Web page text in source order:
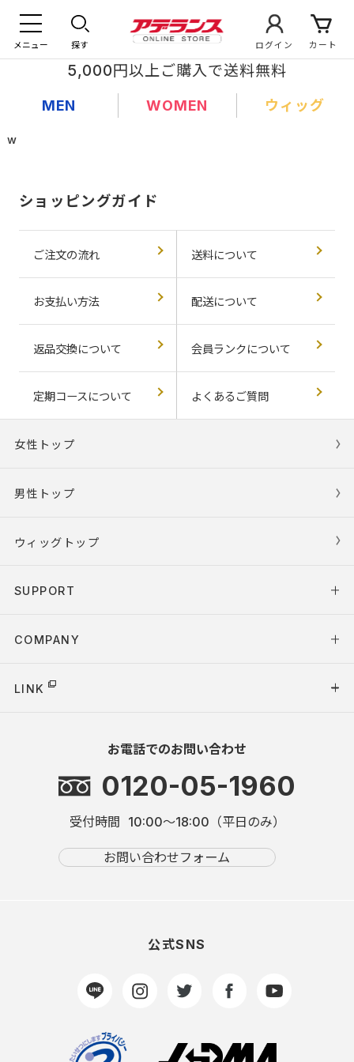
メニュー 探す ログイン カート
5,000円以上ご購入で送料無料
MEN WOMEN ウィッグ
w
ショッピングガイド
ご注文の流れ 送料について
お支払い方法 配送について
返品交換について 会員ランクについて
定期コースについて よくあるご質問
女性トップ
男性トップ
ウィッグトップ
SUPPORT
COMPANY
LINK
お電話でのお問い合わせ
0120-05-1960
受付時間 10:00～18:00（平日のみ）
お問い合わせフォーム
公式SNS